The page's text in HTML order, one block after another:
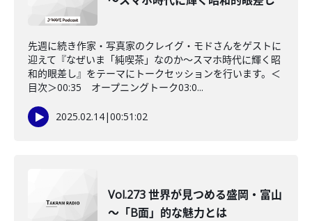
先週に続き作家・写真家のクレイグ・モドさんをゲストに
迎えて『なぜいま「純喫茶」なのか～スマホ時代に輝く昭
和的眼差し』をテーマにトークセッションを行います。＜
目次＞00:35 オープニングトーク03:0...
2025.02.14|00:51:02
Vol.273 世界が見つめる盛岡・富山
～「B面」的な魅力とは